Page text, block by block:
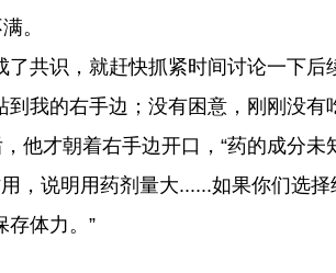
。
共识，就赶快抓紧时间讨论一下后
我的右手边；没有困意，刚刚没有
才朝着右手边开口，“药的成分
，说明用药剂量大......如果你们选
体力。”